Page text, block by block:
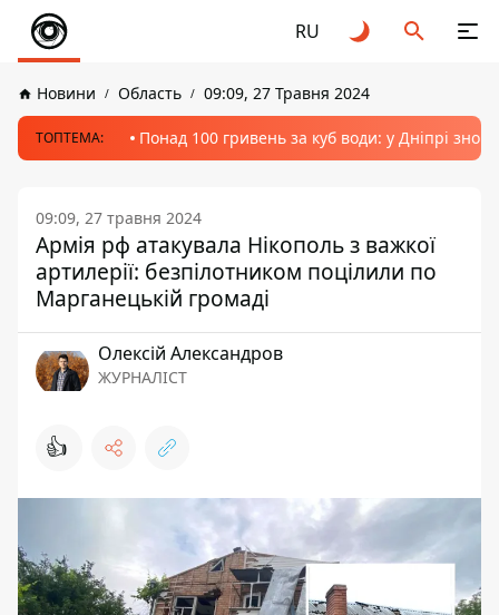
RU
Новини Область 09:09, 27 Травня 2024
ТОПТЕМА: Понад 100 гривень за куб води: у Дніпрі
09:09, 27 травня 2024
Армія рф атакувала Нікополь з важкої
артилерії: безпілотником поцілили по
Марганецькій громаді
Олексій Александров
ЖУРНАЛІСТ
👍